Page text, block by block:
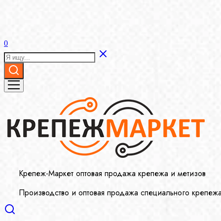
0
Крепеж-Маркет оптовая продажа крепежа и метизов
Производство и оптовая продажа специального